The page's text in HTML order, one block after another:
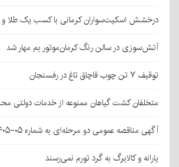
درخشش اسکیت‌سواران کرمانی با کسب یک طلا
آتش‌سوزی در سالن رنگ کرمان‌موتور بم مهار شد
توقیف ۷ تن چوب قاچاق تاغ در رفسنجان
متخلفان کشت گیاهان ممنوعه از خدمات دولتی
آگهی مناقصه عمومی دو مرحله‌ای به شماره ۰۵-۱۴۰۵ (تجدید اول)
یارانه و کالابرگ به گرد تورم نمی‌رسند